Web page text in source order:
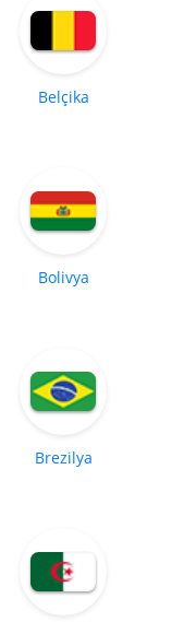
Belçika
Bolivya
Brezilya